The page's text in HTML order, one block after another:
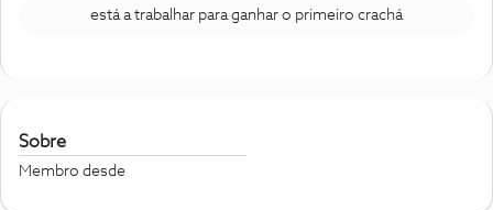
está a trabalhar para ganhar o primeiro crachá
Sobre
Membro desde